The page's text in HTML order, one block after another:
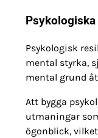
Psykologisk
mental styrka,
mental grund
Att bygga
utmaningar
ögonblick,